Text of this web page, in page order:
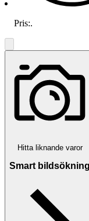
Pris:.
Hitta liknande varor
Smart bildsökning